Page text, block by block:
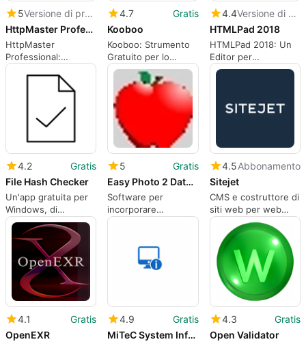
5
Versione di prova
HttpMaster Professional
HttpMaster
Professional:
Strumento per lo
sviluppo web
4.7
Gratis
Kooboo
Kooboo: Strumento
Gratuito per lo
Sviluppo Web
4.4
Versione di prova
HTMLPad 2018
HTMLPad 2018: Un
Editor per
Sviluppatori Web
4.2
Gratis
File Hash Checker
Un'app gratuita per
Windows, di
emoacht
5
Gratis
Easy Photo 2 Data URI
Software per
incorporare
facilmente immagini
4.5Abbonamento
Sitejet
CMS e costruttore di
siti web per web
designer.
4.1
Gratis
OpenEXR
4.9
Gratis
MiTeC System Information X
4.3
Gratis
Open Validator